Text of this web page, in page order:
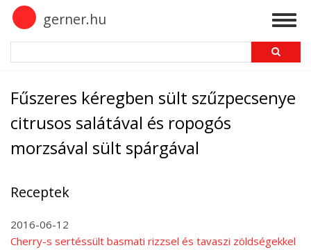
Skip
main
content
gerner.hu
Fűszeres kéregben sült szűzpecsenye
citrusos salátával és ropogós
morzsával sült spárgával
Receptek
2016-06-12
Cherry-s sertéssült basmati rizzsel és tavaszi zöldségekkel